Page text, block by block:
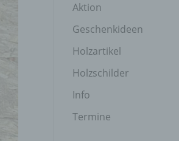
Aktion
Geschenkideen
Holzartikel
Holzschilder
Info
Termine